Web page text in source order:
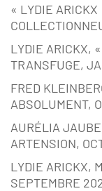
« LYDIE ARICKX
LYDIE ARICKX,
TRANSFUGE,
FRED
ABSOLUMENT,
AURÉLIA
ARTENSION,
LYDIE ARICKX,
SEPTEMBRE